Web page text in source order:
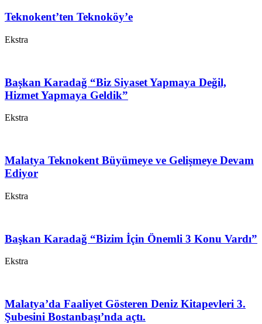
Teknokent’ten Teknoköy’e
Ekstra
Başkan Karadağ “Biz Siyaset Yapmaya Değil,
Hizmet Yapmaya Geldik”
Ekstra
Malatya Teknokent Büyümeye ve Gelişmeye Devam
Ediyor
Ekstra
Başkan Karadağ “Bizim İçin Önemli 3 Konu Vardı”
Ekstra
Malatya’da Faaliyet Gösteren Deniz Kitapevleri 3.
Şubesini Bostanbaşı’nda açtı.